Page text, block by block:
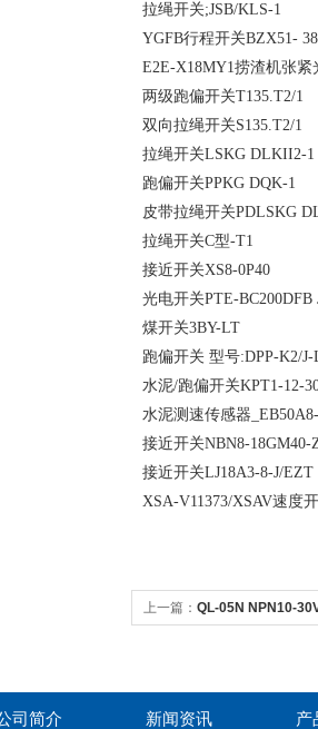
拉绳开关;JSB/KLS-1
YGFB行程开关BZX51-
E2E-X18MY1捞渣机张紧
两级跑偏开关T135.T2/1
双向拉绳开关S135.T2/1
拉绳开关LSKG DLKII2-1
跑偏开关PPKG DQK-1
皮带拉绳开关PDLSKG
拉绳开关C型-T1
接近开关XS8-0P40
光电开关PTE-BC200DFB
煤开关3BY-LT
跑偏开关 型号:DPP-K2/
水泥/跑偏开关KPT1-12-
水泥测速传感器
接近开关NBN8-18GM40-
接近开关LJ18A3-8-J/EZT
XSA-V11373/XSAV速度
上一篇： QL-05N NPN10-
司简介 新闻资讯 产